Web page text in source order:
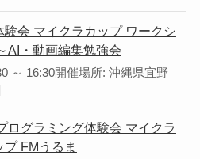
会 マイクラカップ ワークシ
AI・動画編集勉強会
～ 16:30開催場所: 沖縄県宜野
ログラミング体験会 マイクラ
FMうるま